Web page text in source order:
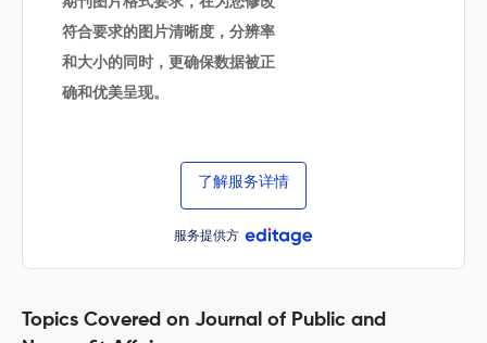
符合要求的图片清晰度，分辨率
和大小的同时，更确保数据被正
确和优美呈现。
了解服务详情
服务提供方
Topics Covered on Journal of Public and